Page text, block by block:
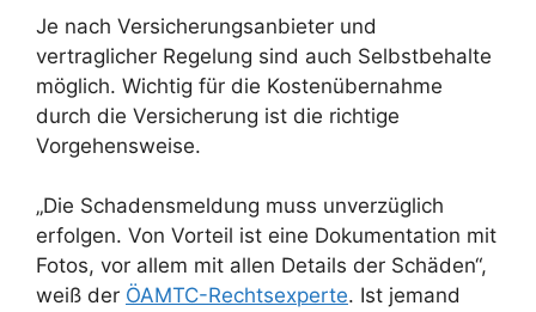
Je nach Versicherungsanbieter und
vertraglicher Regelung sind auch Selbstbehalte
möglich. Wichtig für die Kostenübernahme
durch die Versicherung ist die richtige
Vorgehensweise.
„Die Schadensmeldung muss unverzüglich
erfolgen. Von Vorteil ist eine Dokumentation mit
Fotos, vor allem mit allen Details der Schäden“,
weiß der ÖAMTC-Rechtsexperte. Ist jemand